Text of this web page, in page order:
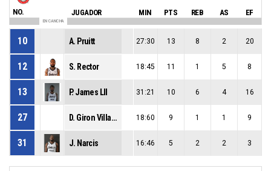
NO. JUGADOR MIN PTS REB AS EF
EN CANCHA
10 A. Pruitt 27:30 13 8 2 20
12 S. Rector 18:45 11 1 5 8
13 P. James Lll 31:21 10 6 4 16
27 D. Giron Villarreal 18:60 9 1 1 9
31 J. Narcis 16:46 5 2 2 3